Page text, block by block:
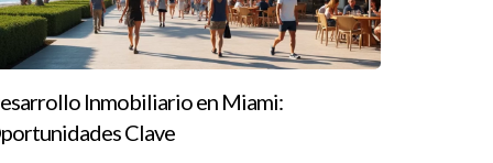
compradores.
Inmobiliario en Miami:
Clave